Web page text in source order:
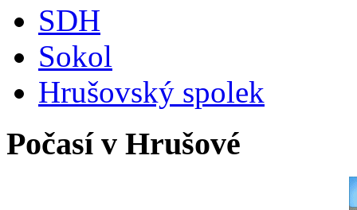
SDH
Sokol
Hrušovský spolek
Počasí v Hrušové